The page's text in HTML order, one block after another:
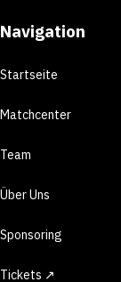
Navigation
Startseite
Matchcenter
Team
Über Uns
Sponsoring
Tickets ↗